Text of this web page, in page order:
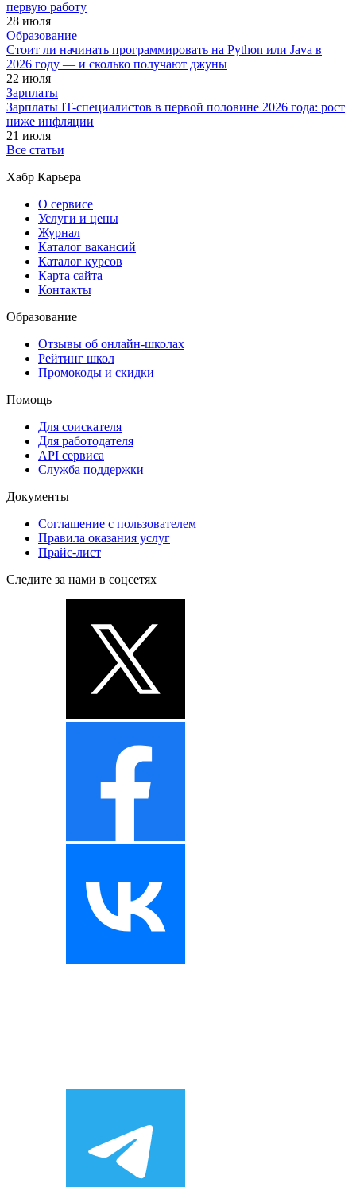
первую работу
28 июля
Образование
Стоит ли начинать программировать на Python или Java в
2026 году — и сколько получают джуны
22 июля
Зарплаты
Зарплаты IT-специалистов в первой половине 2026 года: рост
ниже инфляции
21 июля
Все статьи
Хабр Карьера
О сервисе
Услуги и цены
Журнал
Каталог вакансий
Каталог курсов
Карта сайта
Контакты
Образование
Отзывы об онлайн-школах
Рейтинг школ
Промокоды и скидки
Помощь
Для соискателя
Для работодателя
API сервиса
Служба поддержки
Документы
Соглашение с пользователем
Правила оказания услуг
Прайс-лист
Следите за нами в соцсетях